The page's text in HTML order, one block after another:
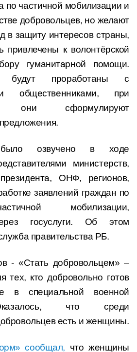
по частичной мобилизации и
добровольцев, но желают
в защиту интересов страны,
привлечены к волонтёрской
гуманитарной помощи.
будут проработаны с
общественниками, при
они сформулируют
было озвучено в ходе
министерств,
ОНФ, регионов,
заявлений граждан по
мобилизации,
госуслуги. Об этом
правительства РБ.
- «Стать добровольцем» –
тех, кто добровольно готов
в специальной военной
что среди
есть и женщины.
сообщал, что женщины